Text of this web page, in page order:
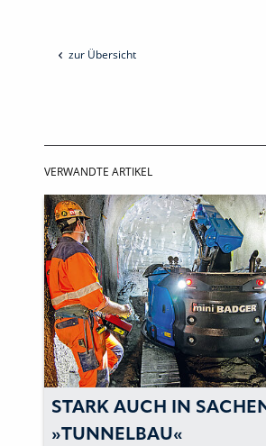
zur Übersicht
VERWANDTE ARTIKEL
STARK AUCH IN
»TUNNELBAU«